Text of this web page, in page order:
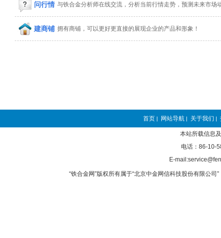
问行情 与铁合金分析师在线交流，分析当前行情走势，预测未来市场
建商铺 拥有商铺，可以更好更直接的展现企业的产品和形象！
首页 | 网站导航 | 关于我们 |
本站所载信息
电话：86-10-
E-
“铁合金网”版权所有属于“北京中金网信科技股份有限公司